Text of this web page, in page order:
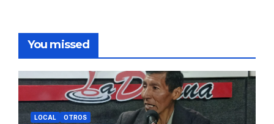
You missed
LOCAL OTROS